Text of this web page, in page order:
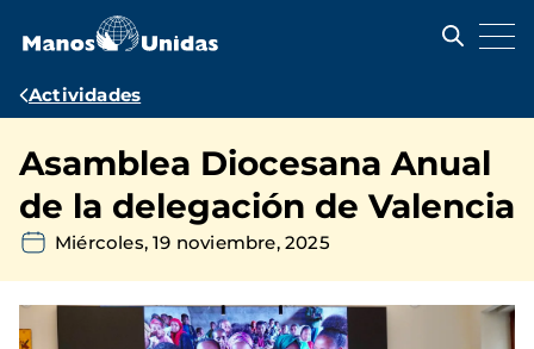
contenido
Ruta
navegación
Actividades
Asamblea Diocesana Anual
de la delegación de Valencia
Miércoles, 19 noviembre, 2025